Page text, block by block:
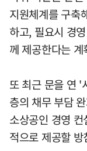
지원체계를 구축
하고, 필요시 경
께 제공한다는 계
또 최근 문을 연 '
층의 채무 부담
소상공인 경영
적으로 제공할 방